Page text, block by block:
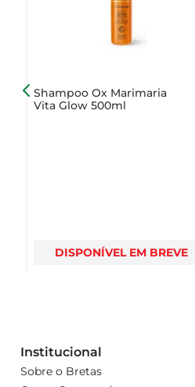
- Tipo de cabelo: Todos
- Fragrância: Mentol,
- Indicação: Uso diário
Shampoo Ox Marimaria
Vita Glow 500ml
DISPONÍVEL EM BREVE
Institucional
Sobre o Bretas